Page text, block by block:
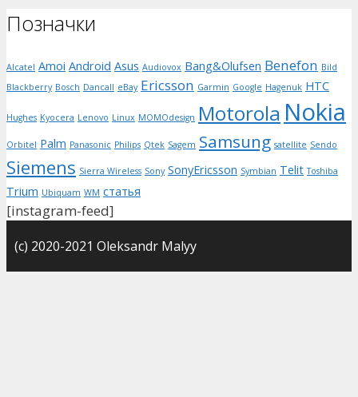
Позначки
Alcatel Amoi Android Asus Audiovox Bang&Olufsen Benefon Bild
Blackberry Bosch Dancall eBay Ericsson Garmin Google Hagenuk HTC
Hughes Kyocera Lenovo Linux MOMOdesign Motorola Nokia
Orbitel Palm Panasonic Philips Qtek Sagem Samsung satellite Sendo
Siemens Sierra Wireless Sony SonyEricsson Symbian Telit Toshiba
Trium Ubiquam WM статья
[instagram-feed]
(с) 2020-2021 Oleksandr Malyy